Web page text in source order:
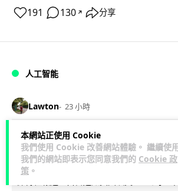
本網站正使用 Cookie
我們使用 Cookie 改善網站體驗。 繼續使
我們的網站即表示您同意我們的 Cookie 政
策 。
191 130 ↗ 分享
人工智能
Lawton 23 小時
白宮拒測中國開放 AI 模型
全框架選擇性執行